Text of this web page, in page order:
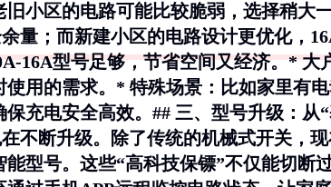
小区的电路可能比较脆弱，选择稍大
量；而新建小区的电路设计更优化，
16A型号足够，节省空间又经济。*大
使用的需求。* 特殊场景 ：比如家里有
充电安全高效。## 三、型号升级：从
不断升级。除了传统的机械式开关，
型号。这些“高科技保镖”不仅能切断